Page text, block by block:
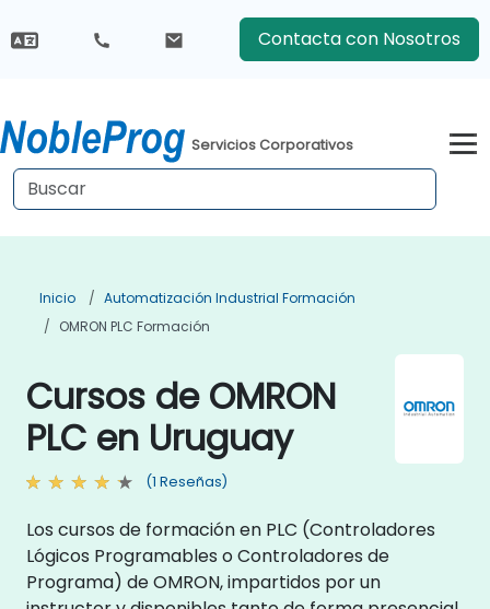
Contacta con Nosotros
Servicios Corporativos
Inicio
Automatización Industrial Formación
OMRON PLC Formación
Cursos de OMRON
PLC en Uruguay
(1 Reseñas)
Los cursos de formación en PLC (Controladores
Lógicos Programables o Controladores de
Programa) de OMRON, impartidos por un